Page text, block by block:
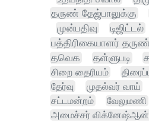
தருண் தேஜ்பாலுக்கு
முன்பதிவு
டிஜிட்டல்
பத்திரிகையாளர்
தவெக
தள்ளுபடி
சிறை தைரியம்
தேர்வு
முதல்வர் வாய்
சட்டமன்றம்
வேலுமணி
அமைச்சர்